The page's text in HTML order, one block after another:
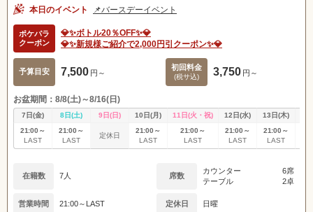
本日のイベント 📌バースデーイベント
ポケパラ
クーポン
💎✨ボトル20％OFF✨💎
💎✨新規様ご紹介で2,000円引クーポン✨💎
予算目安 7,500 円～
初回料金
(税サ込) 3,750 円～
お盆期間：8/8(土)～8/16(日)
7日(金) 8日(土) 9日(日) 10日(月) 11日(火・祝) 12日(水) 13日(木)
21:00～
LAST
21:00～
LAST
定休日
21:00～
LAST
21:00～
LAST
21:00～
LAST
21:00～
LAST
在籍数 7人 席数
カウンター
6席
テーブル
2卓
営業時間 21:00～LAST 定休日 日曜